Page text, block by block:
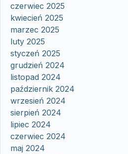
czerwiec 2025
kwiecień 2025
marzec 2025
luty 2025
styczeń 2025
grudzień 2024
listopad 2024
październik 2024
wrzesień 2024
sierpień 2024
lipiec 2024
czerwiec 2024
maj 2024